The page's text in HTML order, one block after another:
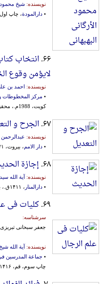
نویسنده: شیخ محمود
• دارالمودة، چاپ اول،
۶۶. انتخاب
لایؤمن وقوع
نویسنده: احمد بن
• مرکز المخطوطات و
کویت، 1988م.، محقق:
۶۷. الجرح و
نویسنده:
• دار الامم ، بیروت، ۱۳۷۱ق.، 9 جلد
۶۸. إجازة
نویسنده: آیة الله
• دارالمنار ، ۱۴۱۱ق.، با مقدمه:
۶۹. کلیات فی
سرشناسه:
جعفر سبحانی تبریزی
نویسنده: آیة الله
• جماعة ‌المدرسین‌
چاپ سوم، قم، ۱۴۱۶ق.